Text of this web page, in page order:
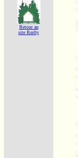
Retour au
site Rœlly